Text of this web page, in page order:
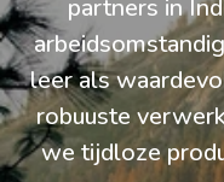
beïnvloed door
natuur. Deze
onze tijdloze
authentiek en